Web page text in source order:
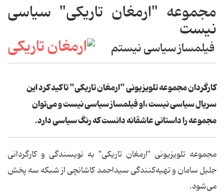
مجموعه "ارمغان تاریکی" سیاسی
نیست
فیلمساز سیاسی نیستم
کارگردان مجموعه تلویزیونی "ارمغان تاریکی" تاکید کرد این
سریال سیاسی نیست ،او فیلمساز سیاسی نیست و می‌توان
مجموعه را داستانی عاشقانه دانست که رنگ سیاسی دارد.
مجموعه تلویزیونی "ارمغان تاریکی" به نویسندگی و کارگردانی
جلیل سامان و تهیه‌کنندگی سیداحمد کاشانچی از شبکه سه پخش
می‌شود.